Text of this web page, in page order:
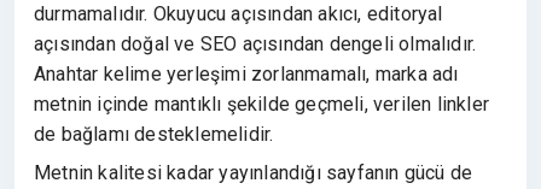
durmamalıdır. Okuyucu açısından akıcı, editoryal
açısından doğal ve SEO açısından dengeli olmalıdır.
Anahtar kelime yerleşimi zorlanmamalı, marka adı
metnin içinde mantıklı şekilde geçmeli, verilen linkler
de bağlamı desteklemelidir.
Metnin kalitesi kadar yayınlandığı sayfanın gücü de